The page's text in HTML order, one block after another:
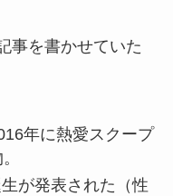
めも調査！
娠の噂も調査！
・小井延安はモ
教結婚！不倫で
事を書かせていた
年に熱愛スクープ
が発表された（性